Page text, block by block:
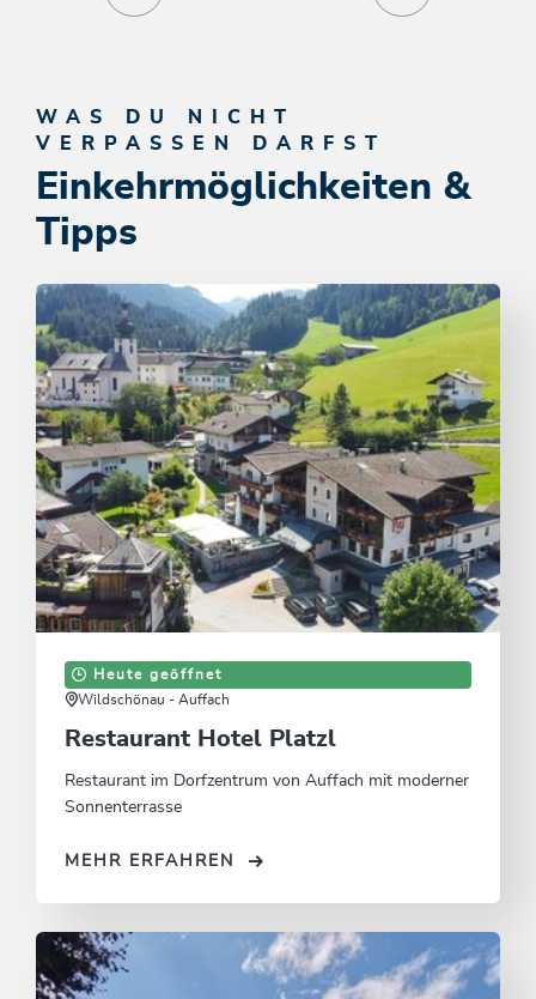
WAS DU NICHT
VERPASSEN DARFST
Einkehrmöglichkeiten &
Tipps
Heute geöffnet
Wildschönau - Auffach
Restaurant Hotel Platzl
Restaurant im Dorfzentrum von Auffach mit moderner
Sonnenterrasse
MEHR ERFAHREN